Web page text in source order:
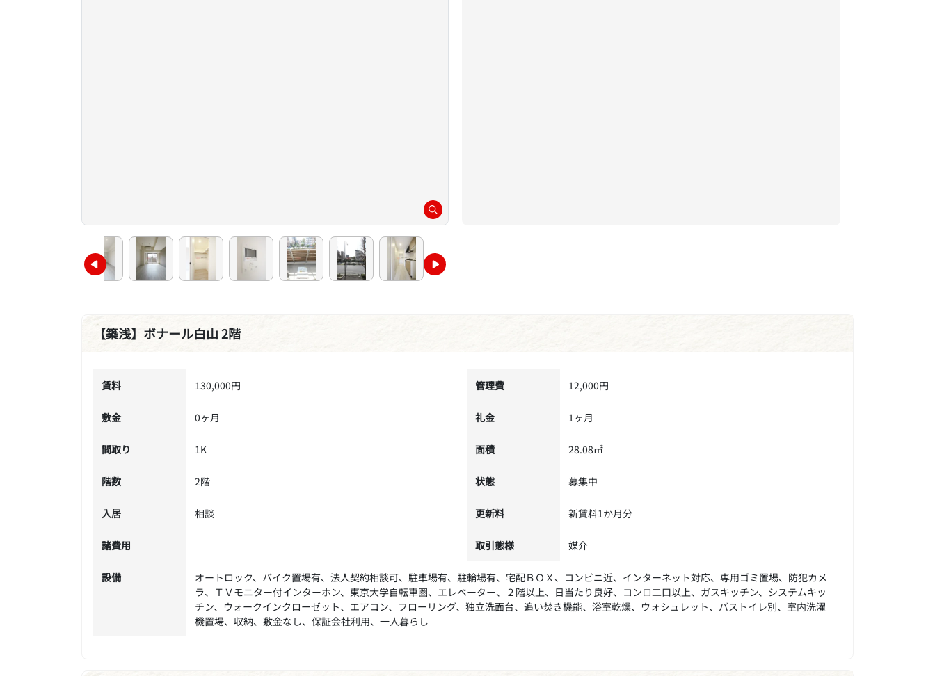
【築浅】ボナール白山 2階
賃料 130,000円 管理費 12,000円
敷金 0ヶ月 礼金 1ヶ月
間取り 1K 面積 28.08㎡
階数 2階 状態 募集中
入居 相談 更新料 新賃料1か月分
諸費用 取引態様 媒介
設備
オートロック、バイク置場有、法人契約相談可、駐車場有、駐輪場有、宅配ＢＯＸ、コンビニ近、インターネット対応、専用ゴミ置場、防犯カメ
ラ、ＴＶモニター付インターホン、東京大学自転車圏、エレベーター、２階以上、日当たり良好、コンロ二口以上、ガスキッチン、システムキッ
チン、ウォークインクローゼット、エアコン、フローリング、独立洗面台、追い焚き機能、浴室乾燥、ウォシュレット、バストイレ別、室内洗濯
機置場、収納、敷金なし、保証会社利用、一人暮らし